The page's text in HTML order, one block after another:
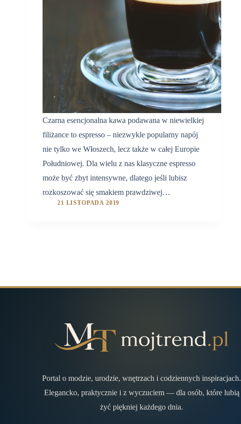
Czarna esencjonalna kawa podawana w niewielkiej
filiżance to espresso – niezwykle popularny napój
nie tylko we Włoszech, lecz także w całej Europie
Południowej. Dla wielu z nas klasyczne espresso
może być zbyt intensywne, dlatego jeśli lubisz
rozkoszować się smakiem prawdziwej…
21 LISTOPADA 2019
Portal o modzie, urodzie, wnętrzach i codziennych inspiracjach.
Elegancko, praktycznie i z wyczuciem — dla osób, które lubią
żyć piękniej każdego dnia.